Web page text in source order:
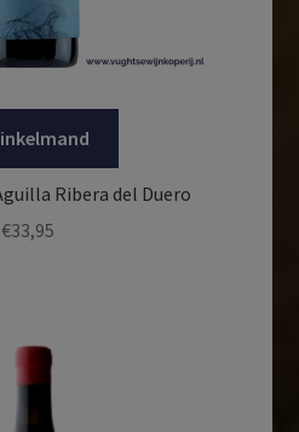
Ribera del Duero
€33,95